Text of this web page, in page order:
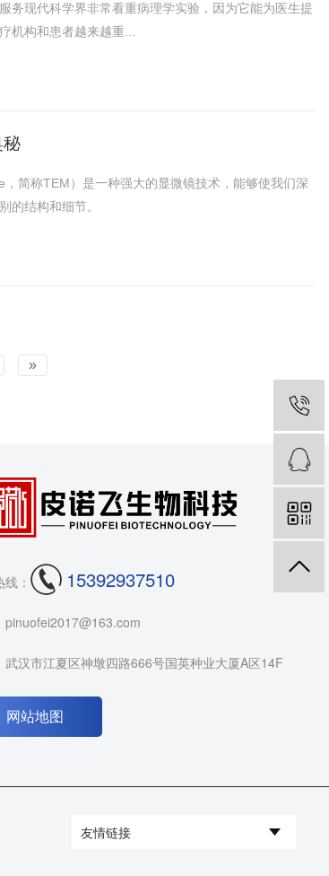
务现代科学界非常看重病理学实验，因为它能为医生提
机构和患者越来越重...
秘
简称TEM）是一种强大的显微镜技术，能够使我们深
的结构和细节。
»
： 15392937510
pinuofei2017@163.com
武汉市江夏区神墩四路666号国英种业大厦A区14F
网站地图
友情链接